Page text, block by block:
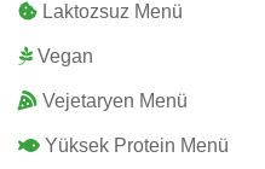
Laktozsuz Menü
Vegan
Vejetaryen Menü
Yüksek Protein Menü